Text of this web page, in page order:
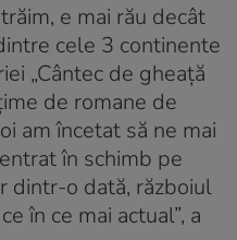
e mai rău decât
cele 3 continente
„Cântec de gheață
de romane de
am încetat să ne mai
în schimb pe
dintr-o dată, războiul
în ce mai actual”, a